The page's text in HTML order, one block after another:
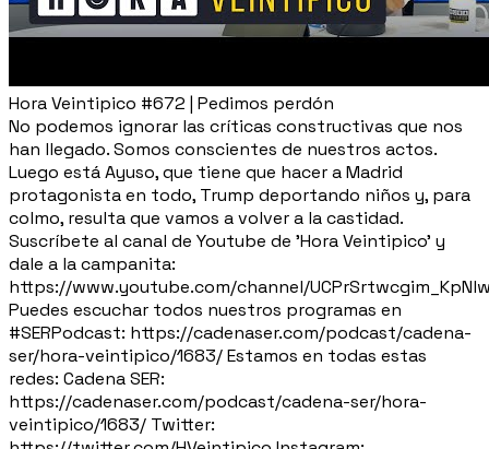
Hora Veintipico #672 | Pedimos perdón
No podemos ignorar las críticas constructivas que nos
han llegado. Somos conscientes de nuestros actos.
Luego está Ayuso, que tiene que hacer a Madrid
protagonista en todo, Trump deportando niños y, para
colmo, resulta que vamos a volver a la castidad.
Suscríbete al canal de Youtube de 'Hora Veintipico' y
dale a la campanita:
https://www.youtube.com/channel/
Puedes escuchar todos nuestros programas en
#SERPodcast: https://cadenaser.com/podcast/cadena-
ser/hora-veintipico/1683/ Estamos en todas estas
redes: Cadena SER:
https://cadenaser.com/podcast/cadena-ser/hora-
veintipico/1683/ Twitter: